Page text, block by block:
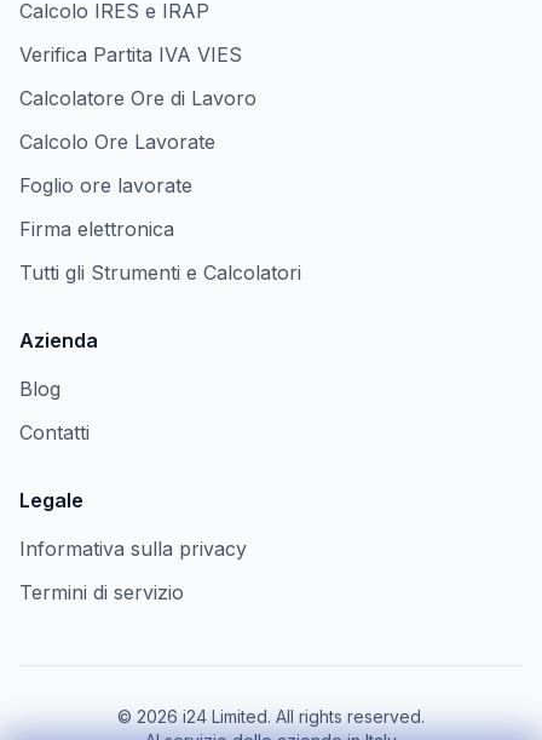
Calcolo IRES e IRAP
Verifica Partita IVA VIES
Calcolatore Ore di Lavoro
Calcolo Ore Lavorate
Foglio ore lavorate
Firma elettronica
Tutti gli Strumenti e Calcolatori
Azienda
Blog
Contatti
Legale
Informativa sulla privacy
Termini di servizio
© 2026 i24 Limited. All rights reserved.